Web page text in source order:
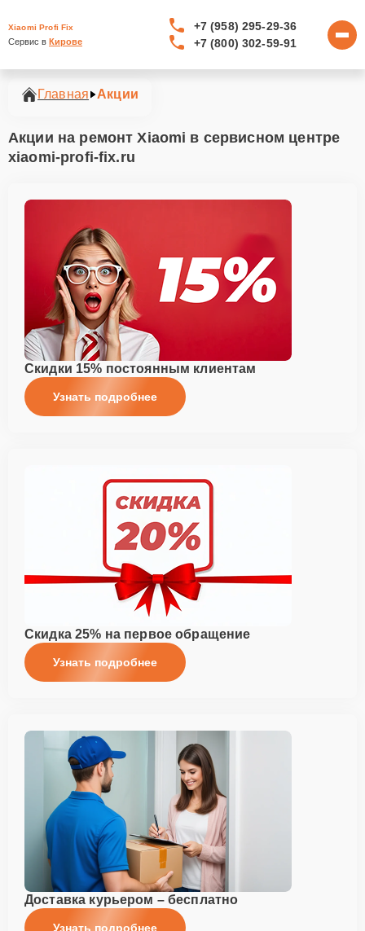
Xiaomi Profi Fix
Сервис в Кирове
+7 (958) 295-29-36
+7 (800) 302-59-91
Главная Акции
Акции на ремонт Xiaomi в сервисном центре
xiaomi-profi-fix.ru
Скидки 15% постоянным клиентам
Узнать подробнее
Скидка 25% на первое обращение
Узнать подробнее
Доставка курьером – бесплатно
Узнать подробнее